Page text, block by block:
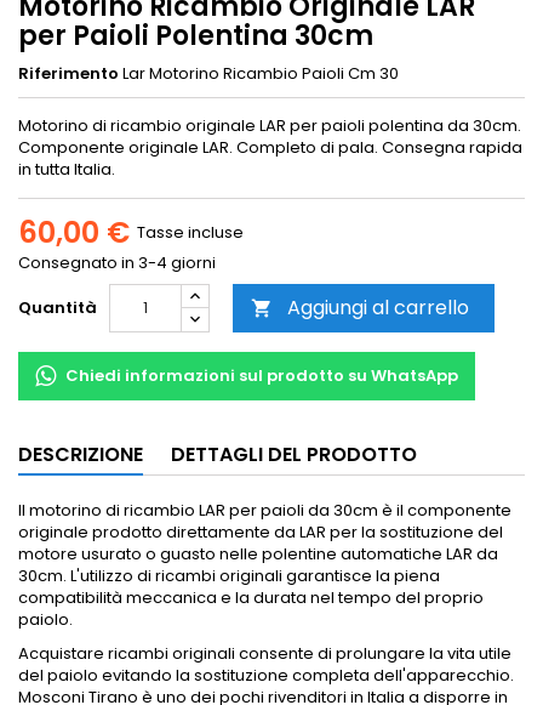
per Paioli Polentina 30cm
Riferimento Lar Motorino Ricambio Paioli Cm 30
Motorino di ricambio originale LAR per paioli polentina da 30cm.
Componente originale LAR. Completo di pala. Consegna rapida
in tutta Italia.
60,00 € Tasse incluse
Consegnato in 3-4 giorni
Quantità
 Aggiungi al carrello
Chiedi informazioni sul prodotto su WhatsApp
DESCRIZIONE DETTAGLI DEL PRODOTTO
Il motorino di ricambio LAR per paioli da 30cm è il componente
originale prodotto direttamente da LAR per la sostituzione del
motore usurato o guasto nelle polentine automatiche LAR da
30cm. L'utilizzo di ricambi originali garantisce la piena
compatibilità meccanica e la durata nel tempo del proprio
paiolo.
Acquistare ricambi originali consente di prolungare la vita utile
del paiolo evitando la sostituzione completa dell'apparecchio.
Mosconi Tirano è uno dei pochi rivenditori in Italia a disporre in